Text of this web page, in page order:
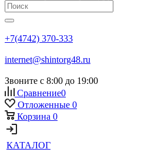
+7(4742) 370-333
internet@shintorg48.ru
Звоните с 8:00 до 19:00
Сравнение0
Отложенные 0
Корзина 0
КАТАЛОГ